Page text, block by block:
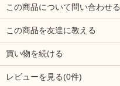
この商品について問い合わせる
この商品を友達に教える
買い物を続ける
レビューを見る(0件)